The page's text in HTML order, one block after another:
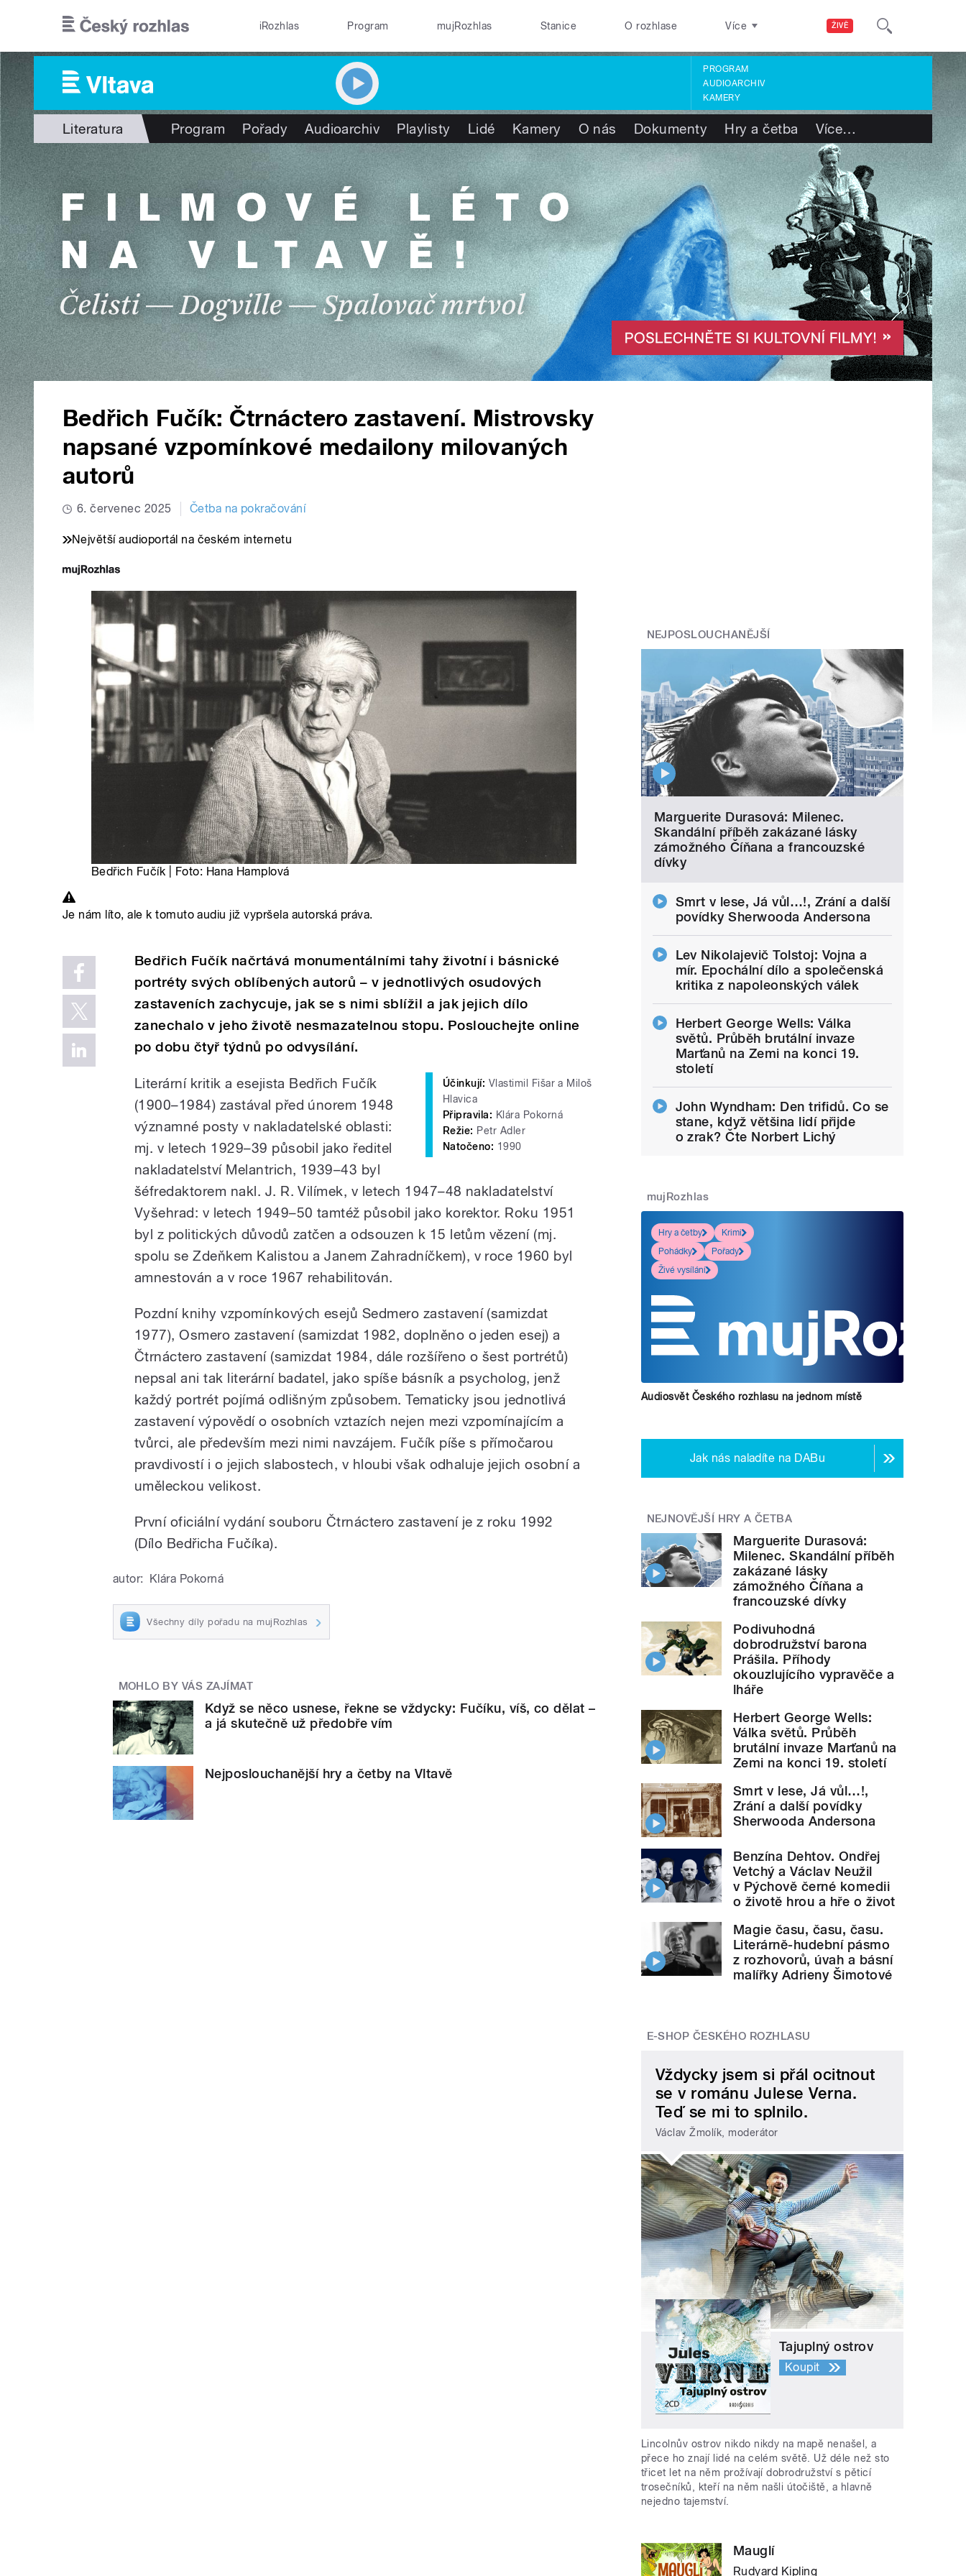
ŽIVĚ
iRozhlas Program mujRozhlas Stanice O rozhlase Více
PROGRAM
AUDIOARCHIV
KAMERY
Literatura Program Pořady Audioarchiv Playlisty Lidé Kamery O nás Dokumenty Hry a četba Více…
Bedřich Fučík: Čtrnáctero zastavení. Mistrovsky
napsané vzpomínkové medailony milovaných
autorů
6. červenec 2025 Četba na pokračování
Největší audioportál na českém internetu
Bedřich Fučík | Foto: Hana Hamplová
Je nám líto, ale k tomuto audiu již vypršela autorská práva.
Bedřich Fučík načrtává monumentálními tahy životní i básnické
portréty svých oblíbených autorů – v jednotlivých osudových
zastaveních zachycuje, jak se s nimi sblížil a jak jejich dílo
zanechalo v jeho životě nesmazatelnou stopu. Poslouchejte online
po dobu čtyř týdnů po odvysílání.
Účinkují: Vlastimil Fišar a Miloš
Hlavica
Připravila: Klára Pokorná
Režie: Petr Adler
Natočeno: 1990
Literární kritik a esejista Bedřich Fučík
(1900–1984) zastával před únorem 1948
významné posty v nakladatelské oblasti:
mj. v letech 1929–39 působil jako ředitel
nakladatelství Melantrich, 1939–43 byl
šéfredaktorem nakl. J. R. Vilímek, v letech 1947–48 nakladatelství
Vyšehrad: v letech 1949–50 tamtéž působil jako korektor. Roku 1951
byl z politických důvodů zatčen a odsouzen k 15 letům vězení (mj.
spolu se Zdeňkem Kalistou a Janem Zahradníčkem), v roce 1960 byl
amnestován a v roce 1967 rehabilitován.
Pozdní knihy vzpomínkových esejů Sedmero zastavení (samizdat
1977), Osmero zastavení (samizdat 1982, doplněno o jeden esej) a
Čtrnáctero zastavení (samizdat 1984, dále rozšířeno o šest portrétů)
nepsal ani tak literární badatel, jako spíše básník a psycholog, jenž
každý portrét pojímá odlišným způsobem. Tematicky jsou jednotlivá
zastavení výpovědí o osobních vztazích nejen mezi vzpomínajícím a
tvůrci, ale především mezi nimi navzájem. Fučík píše s přímočarou
pravdivostí i o jejich slabostech, v hloubi však odhaluje jejich osobní a
uměleckou velikost.
První oficiální vydání souboru Čtrnáctero zastavení je z roku 1992
(Dílo Bedřicha Fučíka).
autor: Klára Pokorná
Všechny díly pořadu na mujRozhlas
MOHLO BY VÁS ZAJÍMAT
Když se něco usnese, řekne se vždycky: Fučíku, víš, co dělat –
a já skutečně už předobře vím
Nejposlouchanější hry a četby na Vltavě
NEJPOSLOUCHANĚJŠÍ
Marguerite Durasová: Milenec.
Skandální příběh zakázané lásky
zámožného Číňana a francouzské
dívky
Smrt v lese, Já vůl…!, Zrání a další
povídky Sherwooda Andersona
Lev Nikolajevič Tolstoj: Vojna a
mír. Epochální dílo a společenská
kritika z napoleonských válek
Herbert George Wells: Válka
světů. Průběh brutální invaze
Marťanů na Zemi na konci 19.
století
John Wyndham: Den trifidů. Co se
stane, když většina lidí přijde
o zrak? Čte Norbert Lichý
mujRozhlas
Hry a četby
Krimi
Pohádky
Pořady
Živé vysílání
Audiosvět Českého rozhlasu na jednom místě
Jak nás naladíte na DABu
NEJNOVĚJŠÍ HRY A ČETBA
Marguerite Durasová:
Milenec. Skandální příběh
zakázané lásky
zámožného Číňana a
francouzské dívky
Podivuhodná
dobrodružství barona
Prášila. Příhody
okouzlujícího vypravěče a
lháře
Herbert George Wells:
Válka světů. Průběh
brutální invaze Marťanů na
Zemi na konci 19. století
Smrt v lese, Já vůl…!,
Zrání a další povídky
Sherwooda Andersona
Benzína Dehtov. Ondřej
Vetchý a Václav Neužil
v Pýchově černé komedii
o životě hrou a hře o život
Magie času, času, času.
Literárně-hudební pásmo
z rozhovorů, úvah a básní
malířky Adrieny Šimotové
E-SHOP ČESKÉHO ROZHLASU
Vždycky jsem si přál ocitnout
se v románu Julese Verna.
Teď se mi to splnilo.
Václav Žmolík, moderátor
Tajuplný ostrov
Koupit
Lincolnův ostrov nikdo nikdy na mapě nenašel, a
přece ho znají lidé na celém světě. Už déle než sto
třicet let na něm prožívají dobrodružství s pěticí
trosečníků, kteří na něm našli útočiště, a hlavně
nejedno tajemství.
Mauglí
Rudyard Kipling